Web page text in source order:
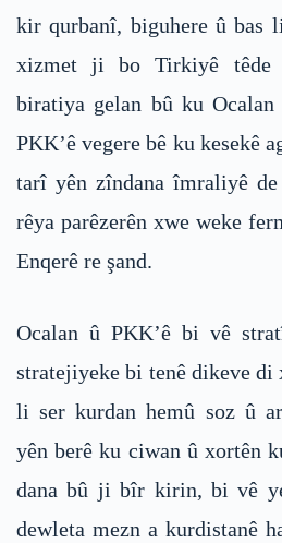
kir qurbanî, biguhere û bas
xizmet ji bo Tirkiyê
biratiya gelan bû ku
PKK’ê vegere bê ku kesekê
tarî yên zîndana îmraliyê
rêya parêzerên xwe weke
Enqerê re şand.
Ocalan û PKK’ê bi vê
stratejiyeke bi tenê dikeve di
li ser kurdan hemû soz û
yên berê ku ciwan û xortên
dana bû ji bîr kirin, bi vê
dewleta mezn a kurdistanê